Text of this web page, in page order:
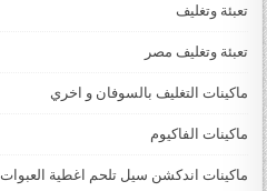
تعبئة وتغليف
تعبئة وتغليف مصر
ماكينات التغليف بالسوفان و اخري
ماكينات الفاكيوم
ماكينات اندكشن سيل تلحم اغطية العبوات